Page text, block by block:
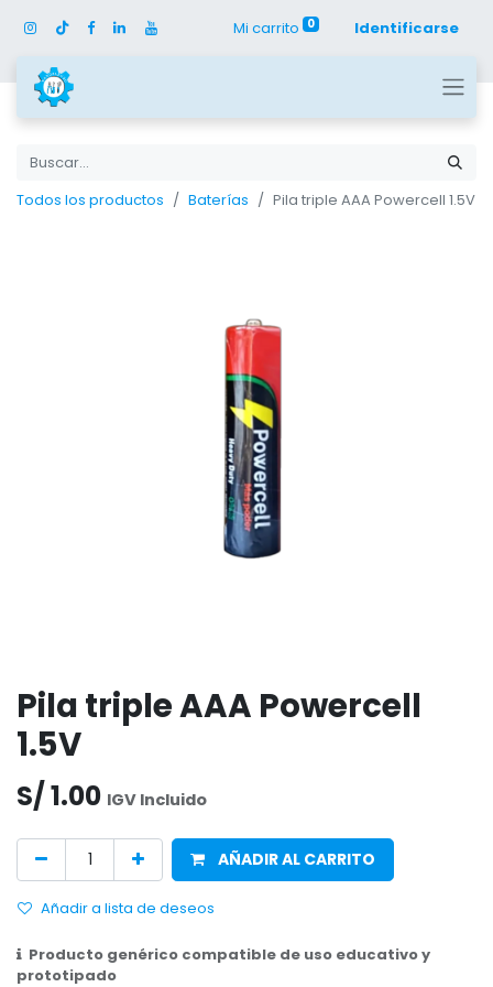
Mi carrito 0 Identificarse
Todos los productos Baterías Pila triple AAA Powercell 1.5V
Pila triple AAA Powercell
1.5V
S/1.00 IGV Incluido
AÑADIR AL CARRITO
Añadir a lista de deseos
Producto genérico compatible de uso educativo y
prototipado